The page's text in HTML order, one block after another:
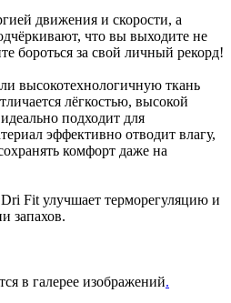
движения и скорости, а
что вы выходите не
бороться за свой личный рекорд!
высокотехнологичную ткань
лёгкостью, высокой
подходит для
эффективно отводит влагу,
комфорт даже на
Fit улучшает терморегуляцию и
запахов.
в галерее изображений.